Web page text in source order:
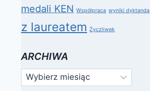
medali KEN Współpraca wyniki dyktanda
z laureatem Życzliwek
ARCHIWA
Archiwa